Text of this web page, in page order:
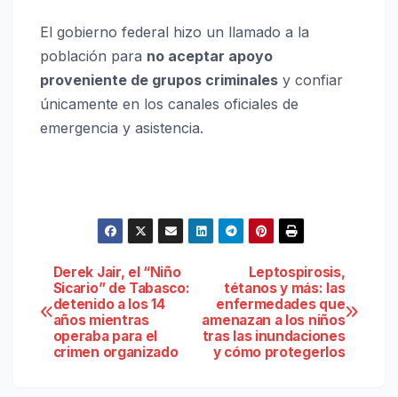
El gobierno federal hizo un llamado a la
población para no aceptar apoyo
proveniente de grupos criminales y confiar
únicamente en los canales oficiales de
emergencia y asistencia.
Navegación
de
entradas
Leptospirosis,
tétanos y más: las
enfermedades que
amenazan a los niños
tras las inundaciones
y cómo protegerlos
Derek Jair, el “Niño
Sicario” de Tabasco:
detenido a los 14
años mientras
operaba para el
crimen organizado